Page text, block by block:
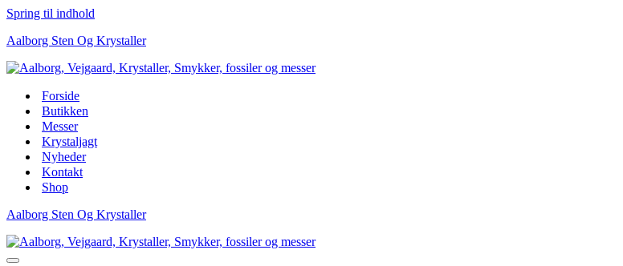
Spring til indhold
Aalborg Sten Og Krystaller
Forside
Butikken
Messer
Krystaljagt
Nyheder
Kontakt
Shop
Aalborg Sten Og Krystaller